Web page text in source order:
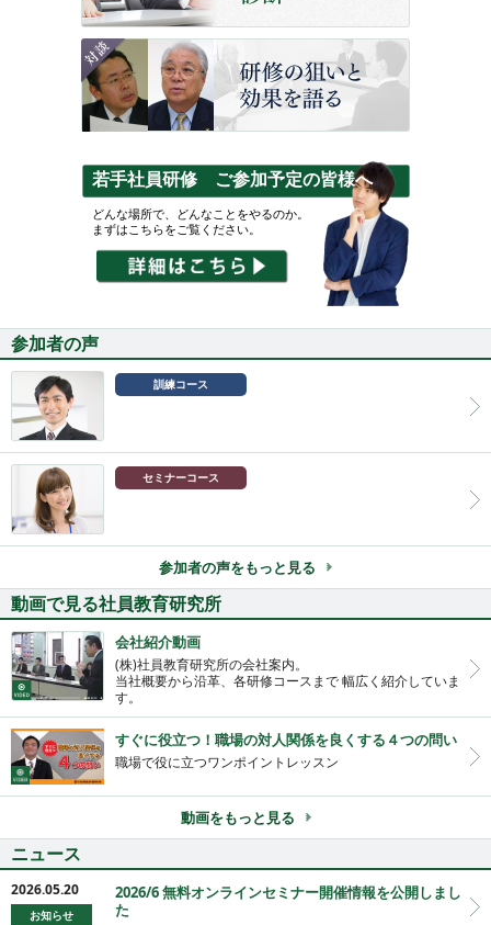
若手社員研修 ご参加予定の皆様へ
どんな場所で、どんなことをやるのか。
まずはこちらをご覧ください。
参加者の声
訓練コース
セミナーコース
参加者の声をもっと見る
動画で見る社員教育研究所
会社紹介動画
(株)社員教育研究所の会社案内。
当社概要から沿革、各研修コースまで 幅広く紹介していま
す。
すぐに役立つ！職場の対人関係を良くする４つの問い
職場で役に立つワンポイントレッスン
動画をもっと見る
ニュース
2026.05.20
お知らせ
2026/6 無料オンラインセミナー開催情報を公開しまし
た